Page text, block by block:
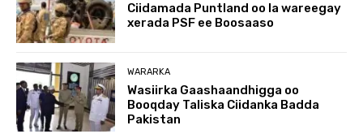
Ciidamada Puntland oo la wareegay
xerada PSF ee Boosaaso
WARARKA
Wasiirka Gaashaandhigga oo
Booqday Taliska Ciidanka Badda
Pakistan